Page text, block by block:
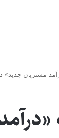
مشتریان جدید»